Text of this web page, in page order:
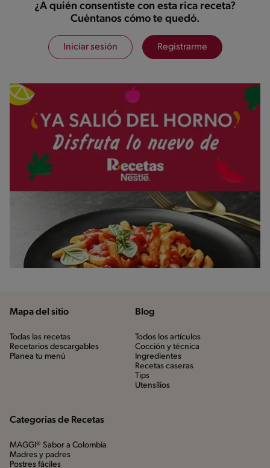
¿A quién consentiste con esta rica receta?
Cuéntanos cómo te quedó.
Iniciar sesión Registrarme
Mapa del sitio
Todas las recetas
Recetarios descargables
Planea tu menú
Blog
Todos los artículos
Cocción y técnica
Ingredientes
Recetas caseras
Tips
Utensílios
Categorias de Recetas
MAGGI® Sabor a Colombia
Madres y padres
Postres fáciles